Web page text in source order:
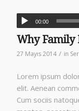
00:00
Why Family
27 Mayıs 2014 / in
Lorem ipsum
elit. Aenean
Cum sociis